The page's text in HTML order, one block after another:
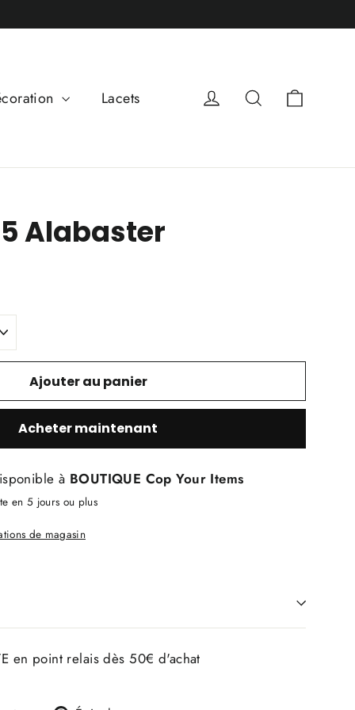
Lacets Se connecter
Rechercher
Alabaster
Ajouter au panier
Acheter maintenant
à BOUTIQUE Cop Your Items
en 5 jours ou plus
de magasin
en point relais dès 50€ d'achat